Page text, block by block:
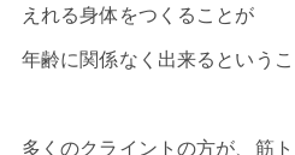
えれる身体をつくることが
年齢に関係なく出来るというこ
多くのクライントの方が、筋